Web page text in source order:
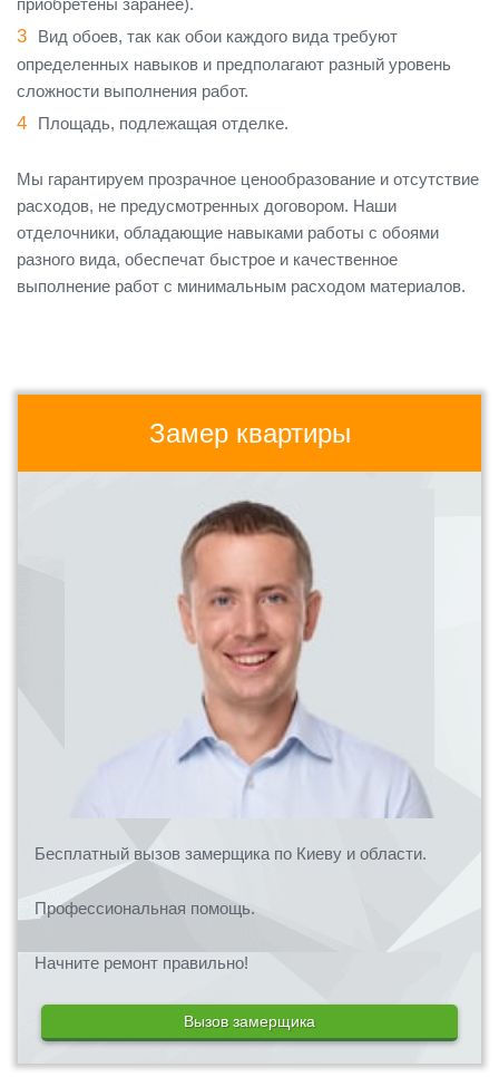
приобретены заранее).
Вид обоев, так как обои каждого вида требуют
определенных навыков и предполагают разный уровень
сложности выполнения работ.
Площадь, подлежащая отделке.
Мы гарантируем прозрачное ценообразование и отсутствие
расходов, не предусмотренных договором. Наши
отделочники, обладающие навыками работы с обоями
разного вида, обеспечат быстрое и качественное
выполнение работ с минимальным расходом материалов.
Замер квартиры
Бесплатный вызов замерщика по Киеву и области.
Профессиональная помощь.
Начните ремонт правильно!
Вызов замерщика